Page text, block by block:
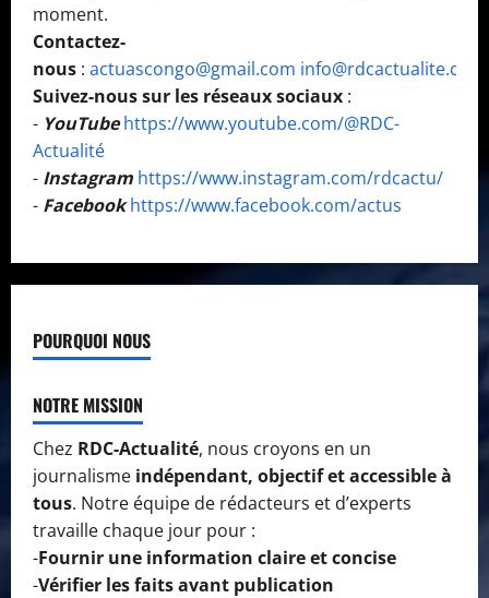
moment.
Contactez-
nous : actuascongo@gmail.com info@rdcactualite.com
Suivez-nous sur les réseaux sociaux :
- YouTube https://www.youtube.com/@RDC-
Actualité
- Instagram https://www.instagram.com/rdcactu/
- Facebook https://www.facebook.com/actus
POURQUOI NOUS
NOTRE MISSION
Chez RDC-Actualité, nous croyons en un
journalisme indépendant, objectif et accessible à
tous. Notre équipe de rédacteurs et d’experts
travaille chaque jour pour :
-Fournir une information claire et concise
-Vérifier les faits avant publication